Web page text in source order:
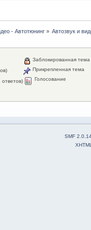
- Автотюнинг» Автозвук и
Заблокированная тема
Прикрепленная тема
Голосование
SMF